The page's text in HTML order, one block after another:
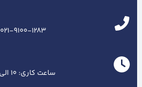
021-9100-1283
ساعت کاری: 10 الی 22